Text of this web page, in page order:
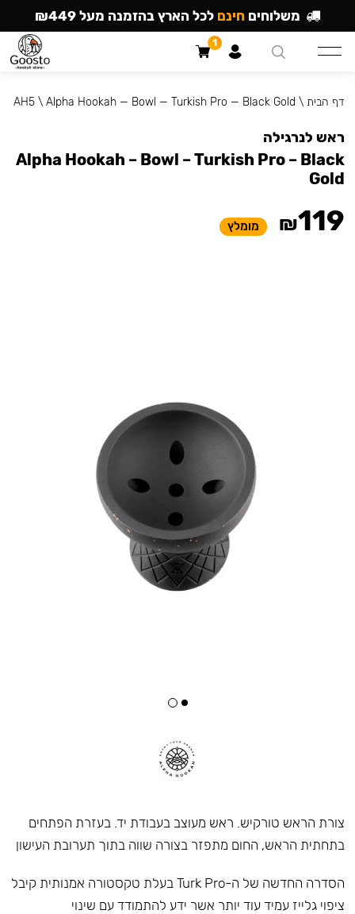
צורת הראש טורקיש. ראש מעוצב בעבודת יד. בעזרת הפתחים
בתחתית הראש, החום מתפזר בצורה שווה בתוך תערובת העישון
הסדרה החדשה של ה-Turk Pro בעלת טקסטורה אמנותית קיבל
ציפוי גלייז עמיד עוד יותר אשר ידע להתמודד עם שינוי
דף הבית \
AH5\ Alpha Hookah — Bowl — Turkish Pro — Black Gold
ראש לנרגילה
Alpha Hookah – Bowl – Turkish Pro – Black
Gold
₪119 מומלץ
משלוחים חינם לכל הארץ בהזמנה מעל ₪449
1